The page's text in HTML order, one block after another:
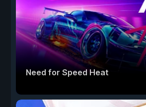
Need for Speed Heat